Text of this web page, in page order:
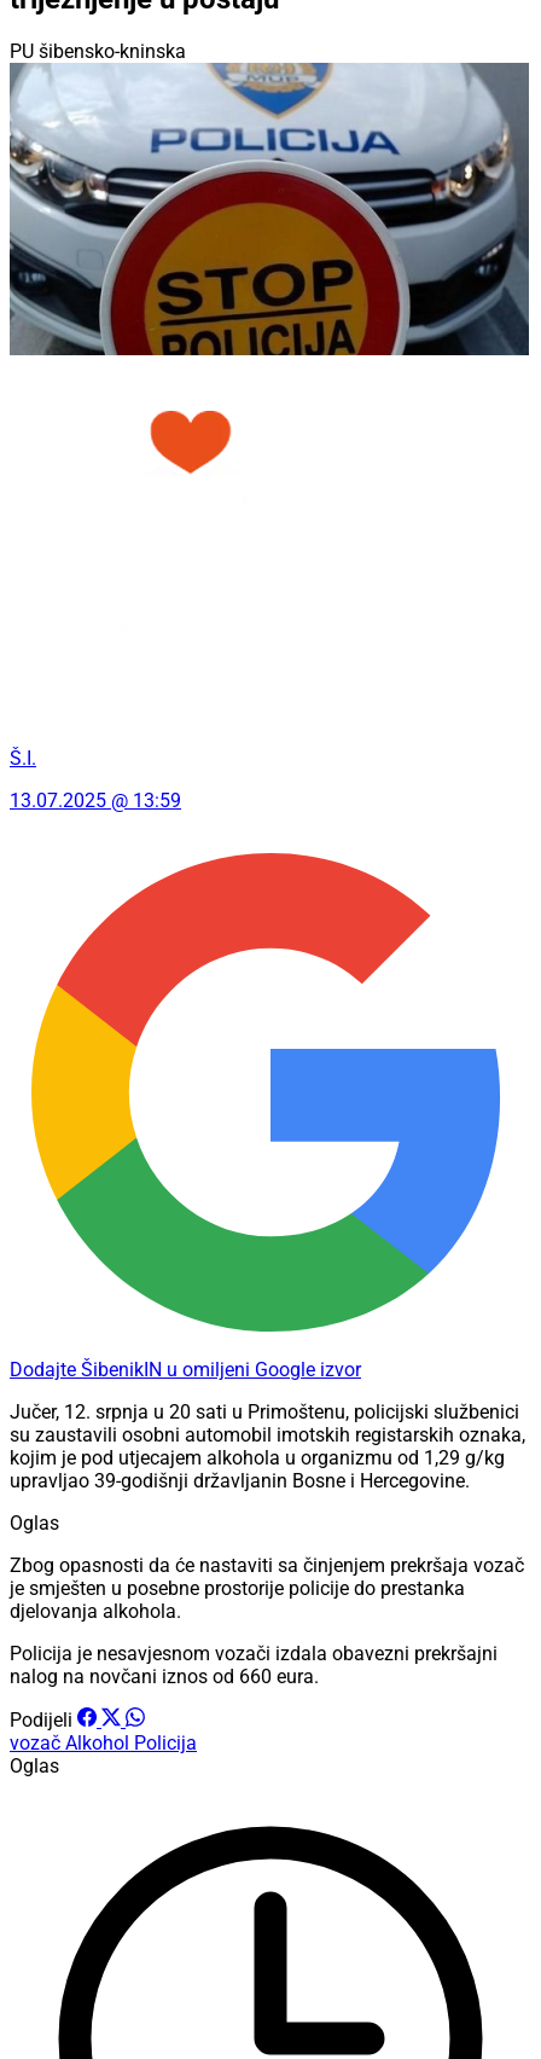
PU šibensko-kninska
Š.I.
13.07.2025 @ 13:59
Dodajte ŠibenikIN u omiljeni Google izvor
Jučer, 12. srpnja u 20 sati u Primoštenu, policijski službenici
su zaustavili osobni automobil imotskih registarskih oznaka,
kojim je pod utjecajem alkohola u organizmu od 1,29 g/kg
upravljao 39-godišnji državljanin Bosne i Hercegovine.
Oglas
Zbog opasnosti da će nastaviti sa činjenjem prekršaja vozač
je smješten u posebne prostorije policije do prestanka
djelovanja alkohola.
Policija je nesavjesnom vozači izdala obavezni prekršajni
nalog na novčani iznos od 660 eura.
Podijeli
vozač Alkohol Policija
Oglas